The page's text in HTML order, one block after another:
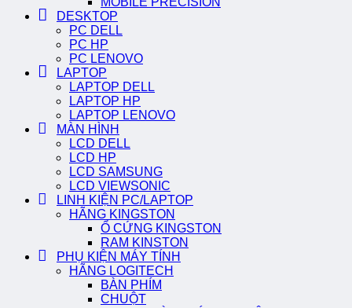
DESKTOP
PC DELL
PC HP
PC LENOVO
LAPTOP
LAPTOP DELL
LAPTOP HP
LAPTOP LENOVO
MÀN HÌNH
LCD DELL
LCD HP
LCD SAMSUNG
LCD VIEWSONIC
LINH KIỆN PC/LAPTOP
HÃNG KINGSTON
Ổ CỨNG KINGSTON
RAM KINSTON
PHỤ KIỆN MÁY TÍNH
HÃNG LOGITECH
BÀN PHÍM
CHUỘT